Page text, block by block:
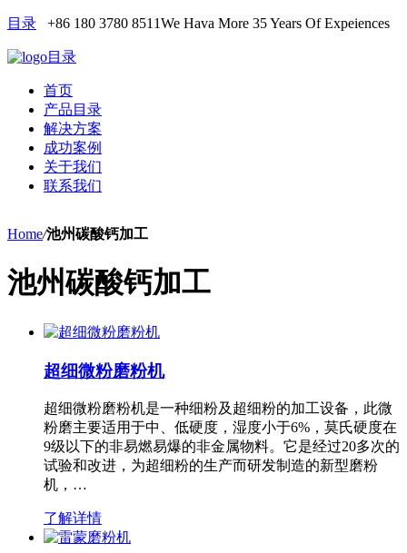
目录 +86 180 3780 8511We Hava More 35 Years Of Expeiences
目录
首页
产品目录
解决方案
成功案例
关于我们
联系我们
Home/池州碳酸钙加工
池州碳酸钙加工
超细微粉磨粉机
超细微粉磨粉机是一种细粉及超细粉的加工设备，此微
粉磨主要适用于中、低硬度，湿度小于6%，莫氏硬度在
9级以下的非易燃易爆的非金属物料。它是经过20多次的
试验和改进，为超细粉的生产而研发制造的新型磨粉
机，…
了解详情